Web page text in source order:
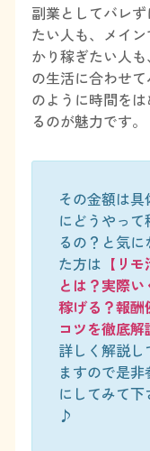
副業としてバレず
たい人も、メイン
かり稼ぎたい人
の生活に合わせ
のように時間をは
るのが魅力です。
その金額は具
にどうやって
るの？と気に
た方は 【リモ
とは？実際い
稼げる？報酬
コツを徹底解
詳しく解説し
ますので是非
にしてみて下
♪